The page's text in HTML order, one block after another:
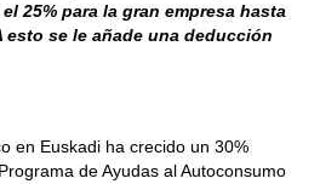
25% para la gran empresa hasta
esto se le añade una deducción
en Euskadi ha crecido un 30%
de Ayudas al Autoconsumo